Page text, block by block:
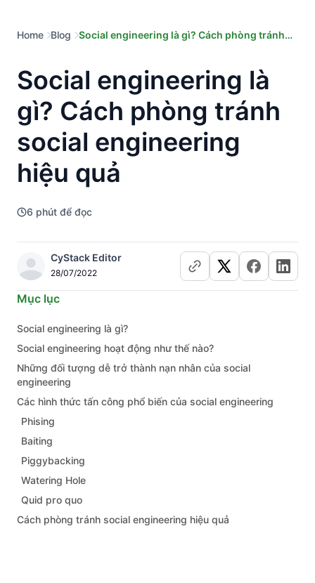
Home Blog
Social engineering là gì? Cách phòng tránh
Social engineering là
gì? Cách phòng tránh
social engineering
hiệu quả
6 phút để đọc
CyStack Editor
28/07/2022
Mục lục
Social engineering là gì?
Social engineering hoạt động như thế nào?
Những đối tượng dễ trở thành nạn nhân của social
engineering
Các hình thức tấn công phổ biến của social engineering
Phising
Baiting
Piggybacking
Watering Hole
Quid pro quo
Cách phòng tránh social engineering hiệu quả